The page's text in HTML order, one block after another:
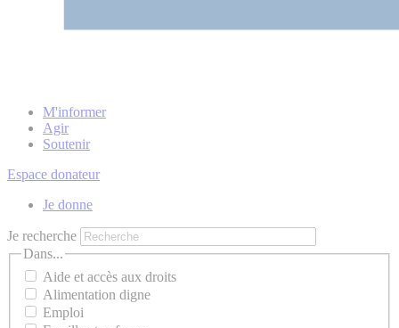
M'informer
Agir
Soutenir
Espace donateur
Je donne
Je recherche
Dans...
Aide et accès aux droits
Alimentation digne
Emploi